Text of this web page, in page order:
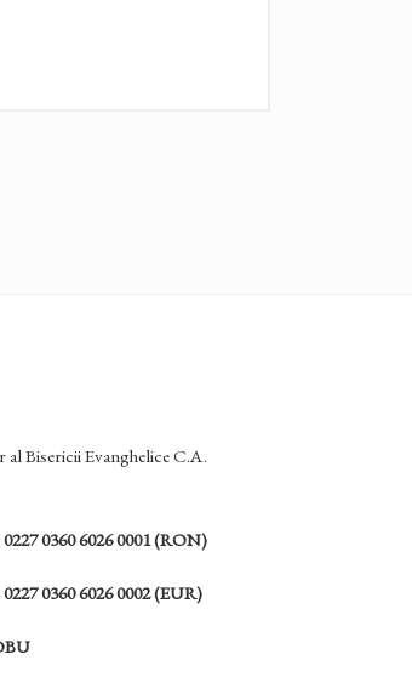
Bisericii Evanghelice C.A.
0360 6026 0001 (RON)
0360 6026 0002 (EUR)